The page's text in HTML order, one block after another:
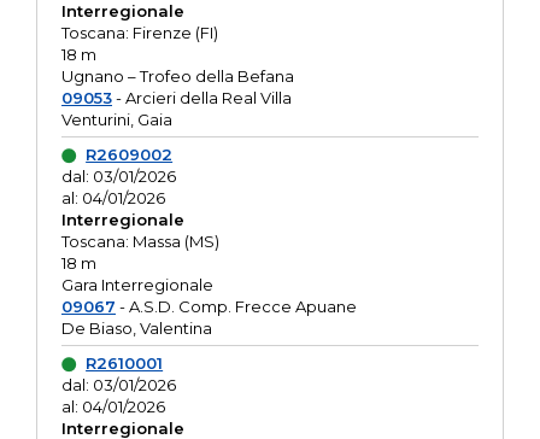
Interregionale
Toscana: Firenze (FI)
18 m
Ugnano – Trofeo della Befana
09053- Arcieri della Real Villa
Venturini, Gaia
R2609002
dal: 03/01/2026
al: 04/01/2026
Interregionale
Toscana: Massa (MS)
18 m
Gara Interregionale
09067 - A.S.D. Comp. Frecce Apuane
De Biaso, Valentina
R2610001
dal: 03/01/2026
al: 04/01/2026
Interregionale